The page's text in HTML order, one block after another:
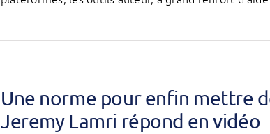
Une norme pour enfin mettre
Jeremy Lamri répond en vidéo